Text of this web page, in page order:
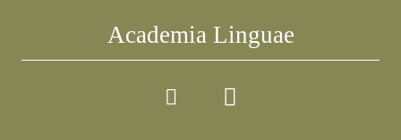
Academia Linguae